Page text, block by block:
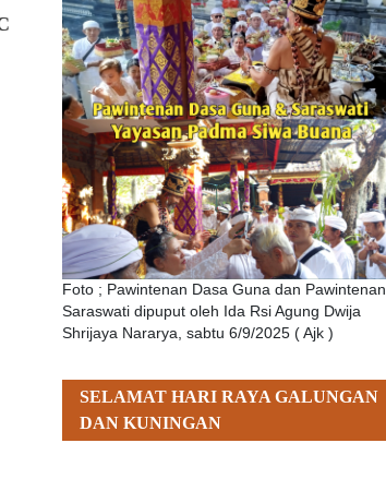
Foto ; Pawintenan Dasa Guna dan Pawintenan
Saraswati dipuput oleh Ida Rsi Agung Dwija
Shrijaya Nararya, sabtu 6/9/2025 ( Ajk )
SELAMAT HARI RAYA GALUNGAN
DAN KUNINGAN